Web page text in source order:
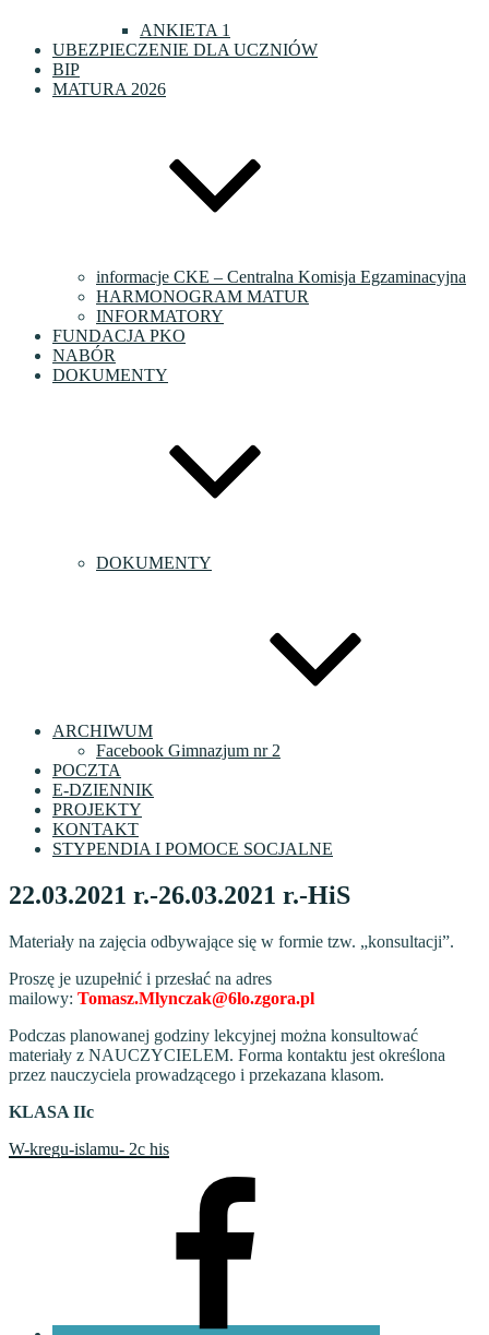
ANKIETA 1
UBEZPIECZENIE DLA UCZNIÓW
BIP
MATURA 2026
informacje CKE – Centralna Komisja Egzaminacyjna
HARMONOGRAM MATUR
INFORMATORY
FUNDACJA PKO
NABÓR
DOKUMENTY
DOKUMENTY
ARCHIWUM
Facebook Gimnazjum nr 2
POCZTA
E-DZIENNIK
PROJEKTY
KONTAKT
STYPENDIA I POMOCE SOCJALNE
22.03.2021 r.-26.03.2021 r.-HiS
Materiały na zajęcia odbywające się w formie tzw. „konsultacji”.
Proszę je uzupełnić i przesłać na adres
mailowy: Tomasz.Mlynczak@6lo.zgora.pl
Podczas planowanej godziny lekcyjnej można konsultować
materiały z NAUCZYCIELEM. Forma kontaktu jest określona
przez nauczyciela prowadzącego i przekazana klasom.
KLASA IIc
W-kregu-islamu- 2c his